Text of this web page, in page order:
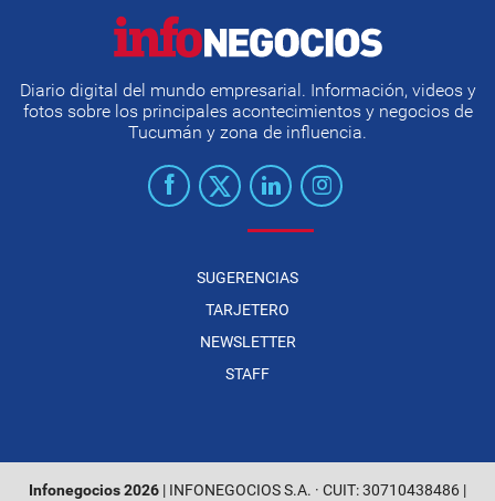
Diario digital del mundo empresarial. Información, videos y
fotos sobre los principales acontecimientos y negocios de
Tucumán y zona de influencia.
SUGERENCIAS
TARJETERO
NEWSLETTER
STAFF
Infonegocios 2026 | INFONEGOCIOS S.A. · CUIT: 30710438486 |